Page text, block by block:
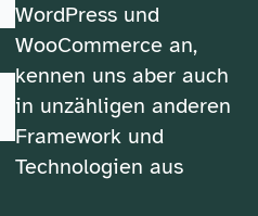
WordPress und
WooCommerce an,
kennen uns aber auch
in unzähligen anderen
Framework und
Technologien aus